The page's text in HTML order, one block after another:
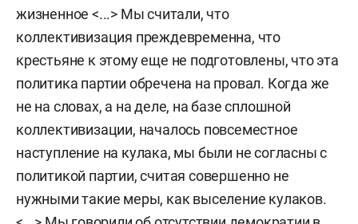
жизненное <...> Мы считали, что
коллективизация преждевременна, что
крестьяне к этому еще не подготовлены, что эта
политика партии обречена на провал. Когда же
не на словах, а на деле, на базе сплошной
коллективизации, началось повсеместное
наступление на кулака, мы были не согласны с
политикой партии, считая совершенно не
нужными такие меры, как выселение кулаков.